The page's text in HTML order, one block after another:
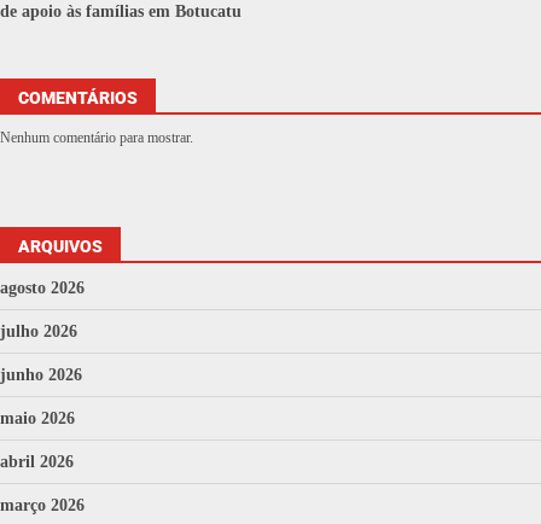
de apoio às famílias em Botucatu
COMENTÁRIOS
Nenhum comentário para mostrar.
ARQUIVOS
agosto 2026
julho 2026
junho 2026
maio 2026
abril 2026
março 2026